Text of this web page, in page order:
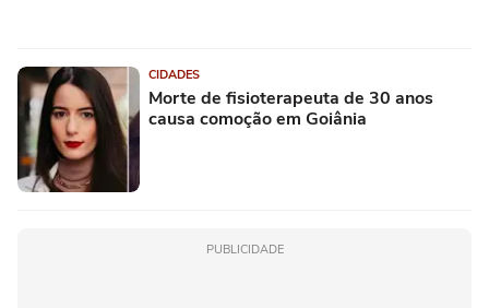
CIDADES
Morte de fisioterapeuta de 30 anos
causa comoção em Goiânia
PUBLICIDADE